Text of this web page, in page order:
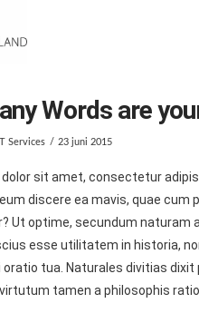
Words are
Services 23 juni 2015
dolor sit amet, consectetur
discere ea mavis, quae cum
Ut optime, secundum naturam
esse utilitatem in historia,
tua. Naturales divitias
tamen a philosophis